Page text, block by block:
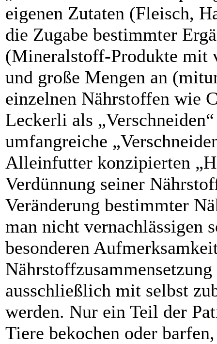
eigenen Zutaten (Fleisch,
die Zugabe bestimmter
(Mineralstoff-Produkte mit
und große Mengen an
einzelnen Nährstoffen wie
Leckerli als
umfangreiche
Alleinfutter konzipierten
Verdünnung seiner
Veränderung bestimmter
man nicht vernachlässigen
besonderen
ausschließlich mit selbst
werden. Nur ein Teil der
Tiere bekochen oder